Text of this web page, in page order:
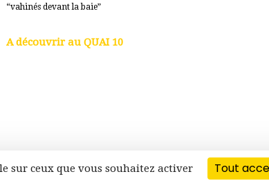
“vahinés devant la baie”
A découvrir au QUAI 10
sur ceux que vous souhaitez activer Tout